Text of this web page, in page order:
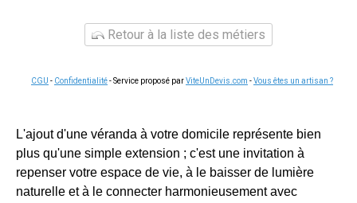
Retour à la liste des métiers
CGU - Confidentialité- Service proposé parViteUnDevis.com -Vous êtes un artisan ?
L'ajout d'une véranda à votre domicile représente bien
plus qu'une simple extension ; c'est une invitation à
repenser votre espace de vie, à le baisser de lumière
naturelle et à le connecter harmonieusement avec